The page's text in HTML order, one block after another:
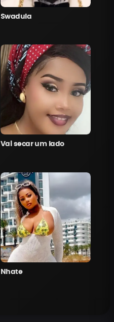
Swadula
Vai secar um lado
Nhate